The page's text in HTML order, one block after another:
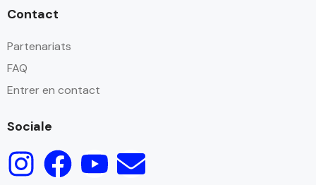
Contact
Partenariats
FAQ
Entrer en contact
Sociale